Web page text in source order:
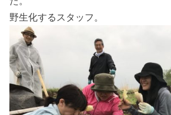
野生化するスタッフ。